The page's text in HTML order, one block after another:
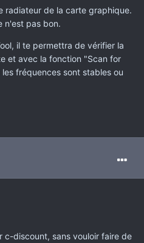
radiateur de la carte graphique.
n'est pas bon.
il te permettra de vérifier la
et avec la fonction "Scan for
fréquences sont stables ou
c-discount, sans vouloir faire de